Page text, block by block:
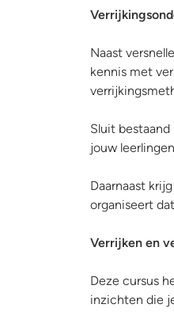
Naast
kennis met
Sluit
jouw
Daarnaast
organiseert
Verrijken en
Deze cursus
inzichten die